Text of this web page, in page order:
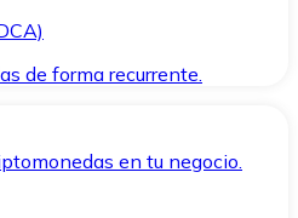
de forma recurrente.
en tu negocio.